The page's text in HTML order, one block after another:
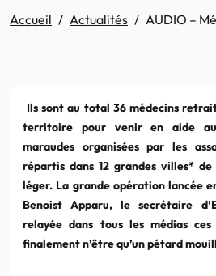
Accueil Actualités AUDIO –
Ils sont au total 36 médecins
territoire pour venir en aide
maraudes organisées par les
répartis dans 12 grandes villes*
léger. La grande opération lancée
Benoist Apparu, le secrétaire
relayée dans tous les médias ces
finalement n’être qu’un pétard